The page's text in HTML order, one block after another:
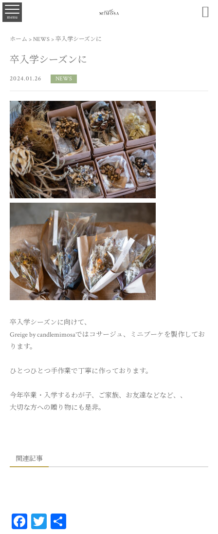
menu 
ホーム > NEWS > 卒入学シーズンに
卒入学シーズンに
2024.01.26 NEWS
卒入学シーズンに向けて、
Greige by candlemimosaではコサージュ、ミニブーケを製作してお
ります。
ひとつひとつ手作業で丁寧に作っております。
今年卒業・入学するわが子、ご家族、お友達などなど、、
大切な方への贈り物にも是非。
関連記事
Fa T